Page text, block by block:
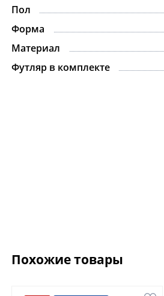
Пол
Форма
Материал
Футляр в комплекте
Похожие товары